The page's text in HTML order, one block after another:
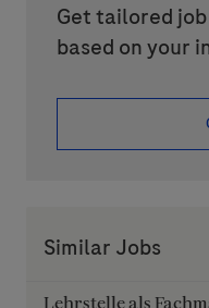
Get tailored
based on your
Similar Jobs